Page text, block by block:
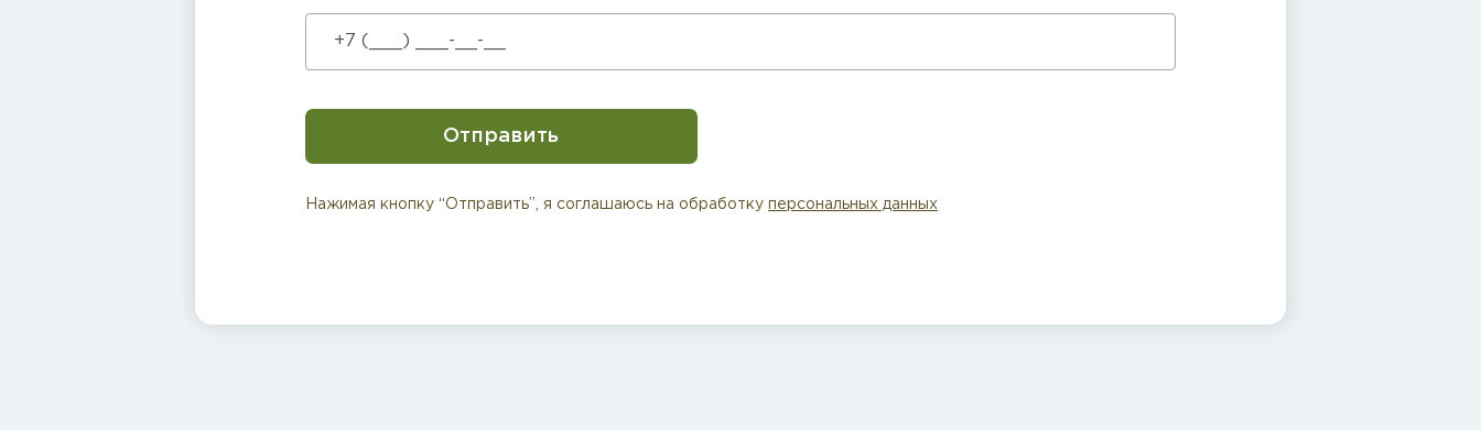
Отправить
Нажимая кнопку “Отправить”, я соглашаюсь на обработку персональных данных